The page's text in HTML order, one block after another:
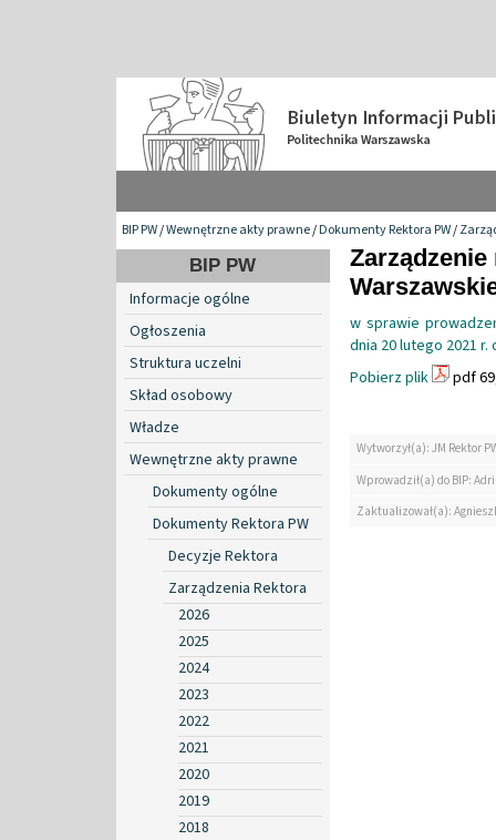
BIP PW/Wewnętrzne akty prawne/Dokumenty Rektora PW/
BIP PW
Informacje ogólne
Ogłoszenia
Struktura uczelni
Skład osobowy
Władze
Wewnętrzne akty prawne
Dokumenty ogólne
Dokumenty Rektora PW
Decyzje Rektora
Zarządzenia Rektora
2026
2025
2024
2023
2022
2021
2020
2019
2018
w sprawie
dnia 20 lutego 2021 r.
Pobierz plik
pdf
Wytworzył(a): JM Rektor
Wprowadził(a) do BIP:
Zaktualizował(a):